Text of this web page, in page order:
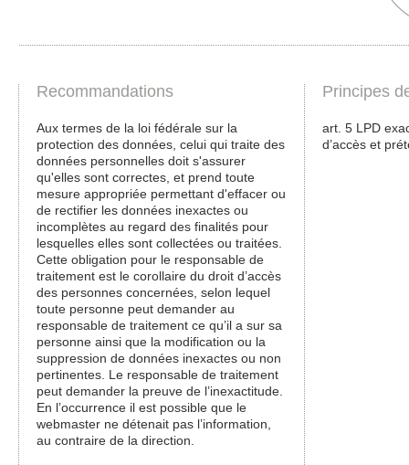
Recommandations
Aux termes de la loi fédérale sur la
protection des données, celui qui traite des
données personnelles doit s'assurer
qu'elles sont correctes, et prend toute
mesure appropriée permettant d'effacer ou
de rectifier les données inexactes ou
incomplètes au regard des finalités pour
lesquelles elles sont collectées ou traitées.
Cette obligation pour le responsable de
traitement est le corollaire du droit d’accès
des personnes concernées, selon lequel
toute personne peut demander au
responsable de traitement ce qu’il a sur sa
personne ainsi que la modification ou la
suppression de données inexactes ou non
pertinentes. Le responsable de traitement
peut demander la preuve de l’inexactitude.
En l’occurrence il est possible que le
webmaster ne détenait pas l’information,
au contraire de la direction.
Principes
art. 5 LPD
d’accès et